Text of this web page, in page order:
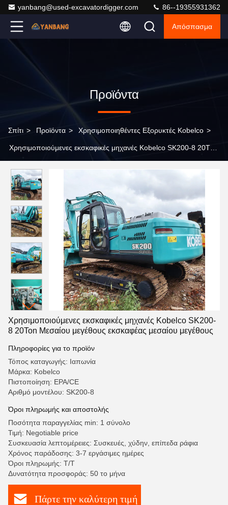
yanbang@used-excavatordigger.com 86--19355931362
Απόσπασμα
Προϊόντα
Σπίτι > Προϊόντα > Χρησιμοποιηθέντες Εξορυκτές Kobelco >
Χρησιμοποιούμενες εκσκαφικές μηχανές Kobelco SK200-8 20Ton
Χρησιμοποιούμενες εκσκαφικές μηχανές Kobelco SK200-
8 20Ton Μεσαίου μεγέθους εκσκαφέας μεσαίου μεγέθους
Πληροφορίες για το προϊόν
Τόπος καταγωγής: Ιαπωνία
Μάρκα: Kobelco
Πιστοποίηση: EPA/CE
Αριθμό μοντέλου: SK200-8
Όροι πληρωμής και αποστολής
Ποσότητα παραγγελίας min: 1 σύνολο
Τιμή: Negotiable price
Συσκευασία λεπτομέρειες: Συσκευές, χύδην, επίπεδα ράφια
Χρόνος παράδοσης: 3-7 εργάσιμες ημέρες
Όροι πληρωμής: Τ/Τ
Δυνατότητα προσφοράς: 50 το μήνα
Πάρτε την καλύτερη τιμή